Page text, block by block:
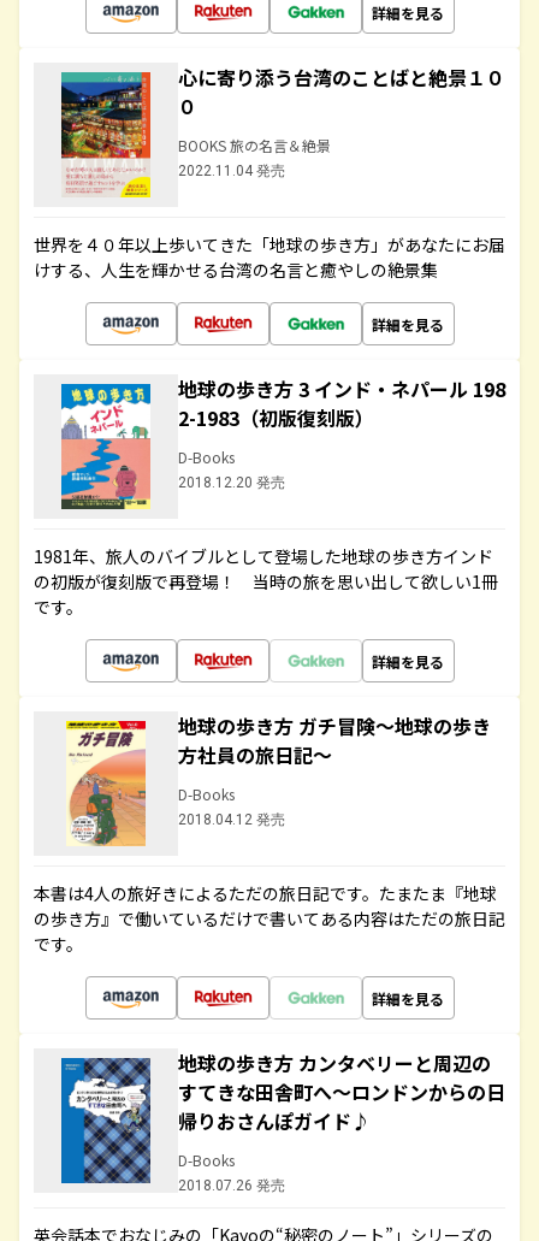
詳細を見る
心に寄り添う台湾のことばと絶景１０
０
BOOKS 旅の名言＆絶景
2022.11.04 発売
世界を４０年以上歩いてきた「地球の歩き方」があなたにお届
けする、人生を輝かせる台湾の名言と癒やしの絶景集
詳細を見る
地球の歩き方 3 インド・ネパール 198
2-1983（初版復刻版）
D-Books
2018.12.20 発売
1981年、旅人のバイブルとして登場した地球の歩き方インド
の初版が復刻版で再登場！ 当時の旅を思い出して欲しい1冊
です。
詳細を見る
地球の歩き方 ガチ冒険～地球の歩き
方社員の旅日記～
D-Books
2018.04.12 発売
本書は4人の旅好きによるただの旅日記です。たまたま『地球
の歩き方』で働いているだけで書いてある内容はただの旅日記
です。
詳細を見る
地球の歩き方 カンタベリーと周辺の
すてきな田舎町へ～ロンドンからの日
帰りおさんぽガイド♪
D-Books
2018.07.26 発売
英会話本でおなじみの「Kayoの“秘密のノート”」シリーズの